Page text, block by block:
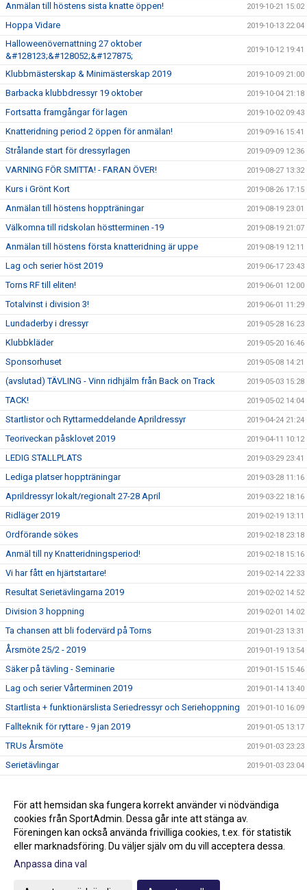
Anmälan till höstens sista knatte öppen! 2019-10-21 15:02
Hoppa Vidare 2019-10-13 22:04
Halloweenövernattning 27 oktober
&#128123;&#128052;&#127875;
2019-10-12 19:41
Klubbmästerskap & Minimästerskap 2019 2019-10-09 21:00
Barbacka klubbdressyr 19 oktober 2019-10-04 21:18
Fortsatta framgångar för lagen 2019-10-02 09:43
Knatteridning period 2 öppen för anmälan! 2019-09-16 15:41
Strålande start för dressyrlagen 2019-09-09 12:36
VARNING FÖR SMITTA! - FARAN ÖVER! 2019-08-27 13:32
Kurs i Grönt Kort 2019-08-26 17:15
Anmälan till höstens hoppträningar 2019-08-19 23:01
Välkomna till ridskolan höstterminen -19 2019-08-19 21:07
Anmälan till höstens första knatteridning är uppe 2019-08-19 12:11
Lag och serier höst 2019 2019-06-17 23:43
Torns RF till eliten! 2019-06-01 12:00
Totalvinst i division 3! 2019-06-01 11:29
Lundaderby i dressyr 2019-05-28 16:23
Klubbkläder 2019-05-20 16:46
Sponsorhuset 2019-05-08 14:21
(avslutad) TÄVLING - Vinn ridhjälm från Back on Track 2019-05-03 15:28
TACK! 2019-05-02 14:04
Startlistor och Ryttarmeddelande Aprildressyr 2019-04-24 21:24
Teoriveckan påsklovet 2019 2019-04-11 10:12
LEDIG STALLPLATS 2019-03-29 23:41
Lediga platser hoppträningar 2019-03-28 11:16
Aprildressyr lokalt/regionalt 27-28 April 2019-03-22 18:16
Ridläger 2019 2019-02-19 13:11
Ordförande sökes 2019-02-18 23:18
Anmäl till ny Knatteridningsperiod! 2019-02-18 15:16
Vi har fått en hjärtstartare! 2019-02-14 22:33
Resultat Serietävlingarna 2019 2019-02-02 14:52
Division 3 hoppning 2019-02-01 14:02
Ta chansen att bli fodervärd på Torns 2019-01-23 13:31
Årsmöte 25/2 - 2019 2019-01-19 13:54
Säker på tävling - Seminarie 2019-01-15 15:46
Lag och serier Vårterminen 2019 2019-01-14 13:40
Startlista + funktionärslista Seriedressyr och Seriehoppning 2019-01-10 16:09
Fallteknik för ryttare - 9 jan 2019 2019-01-05 13:17
TRUs Årsmöte 2019-01-03 23:23
Serietävlingar 2019-01-03 23:04
Ledig stallplats i ponnystallet 2018-12-14 16:43
Klubbmästerskap och Minimästerskap 2018 2018-02-01 13:36
Gå till Webbversion
För att hemsidan ska fungera korrekt använder vi nödvändiga
cookies från SportAdmin. Dessa går inte att stänga av.
Föreningen kan också använda frivilliga cookies, t.ex. för statistik
eller marknadsföring. Du väljer själv om du vill acceptera dessa.
Anpassa dina val